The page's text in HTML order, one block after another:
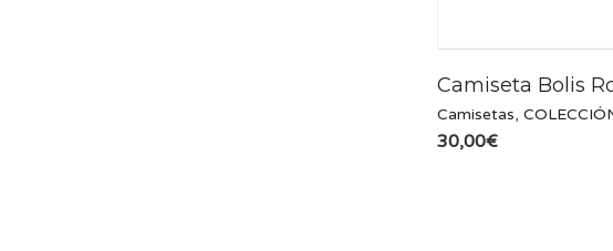
Camiseta Bolis
Camisetas,
30,00€